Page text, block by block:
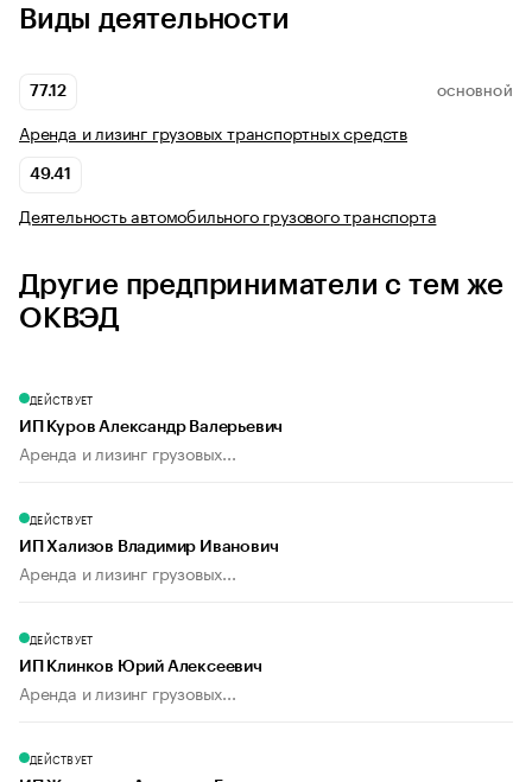
Виды деятельности
77.12 ОСНОВНОЙ
Аренда и лизинг грузовых транспортных средств
49.41
Деятельность автомобильного грузового транспорта
Другие предприниматели с тем же
ОКВЭД
ДЕЙСТВУЕТ
ИП Куров Александр Валерьевич
Аренда и лизинг грузовых...
ДЕЙСТВУЕТ
ИП Хализов Владимир Иванович
Аренда и лизинг грузовых...
ДЕЙСТВУЕТ
ИП Клинков Юрий Алексеевич
Аренда и лизинг грузовых...
ДЕЙСТВУЕТ